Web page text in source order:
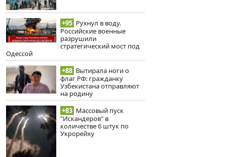
+95 Рухнул в воду.
Российские военные
разрушили
стратегический мост под
Одессой
+88 Вытирала ноги о
флаг РФ: гражданку
Узбекистана отправляют
на родину
+83 Массовый пуск
"Искандеров" в
количестве 6 штук по
Укрорейху